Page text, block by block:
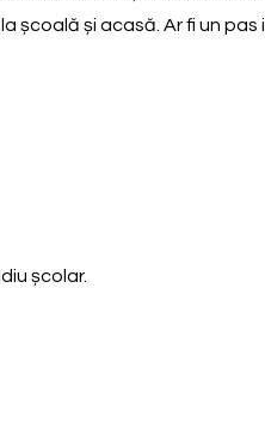
școală și acasă. Ar fi un
școlar.